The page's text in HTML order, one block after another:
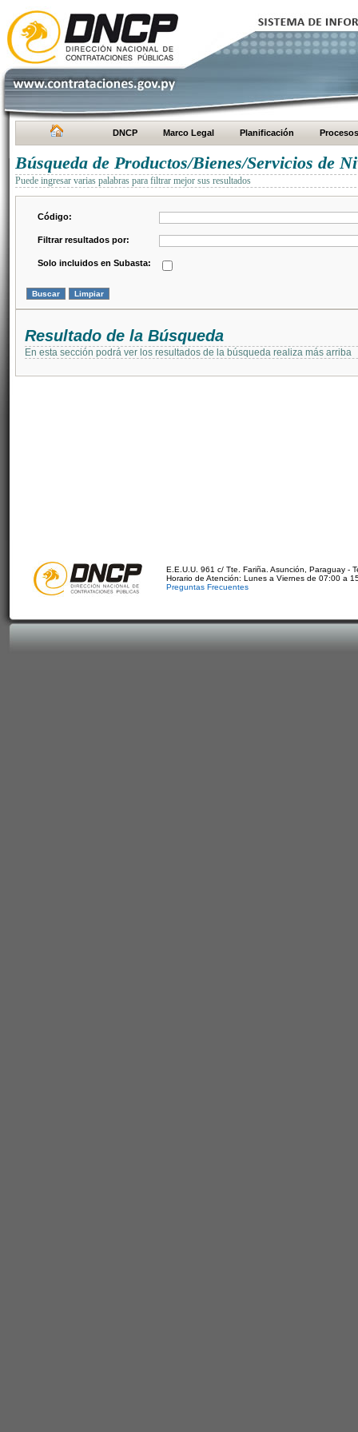
DNCP Marco Legal Planificación Procesos
Búsqueda de Productos/Bienes/Servicios de
Puede ingresar varias palabras para filtrar mejor sus resultados
Código:
Filtrar resultados por:
Solo incluidos en Subasta:
Resultado de la Búsqueda
En esta sección podrá ver los resultados de la búsqueda realiza más arriba
E.E.U.U. 961 c/ Tte. Fariña. Asunción, Paraguay -
Horario de Atención: Lunes a Viernes de 07:00 a
Preguntas Frecuentes